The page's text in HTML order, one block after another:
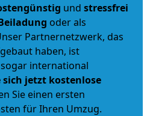
und stressfrei
oder als
Partnernetzwerk, das
haben, ist
international
sich jetzt kostenlose
Sie einen ersten
für Ihren Umzug.